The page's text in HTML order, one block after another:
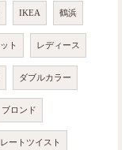
IKEA 鶴浜
ト レディース
ダブルカラー
ブロンド
ートツイスト